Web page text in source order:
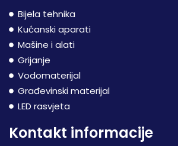
Bijela tehnika
Kućanski aparati
Mašine i alati
Grijanje
Vodomaterijal
Građevinski materijal
LED rasvjeta
Kontakt informacije